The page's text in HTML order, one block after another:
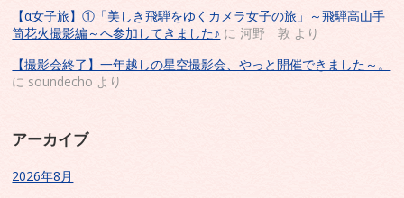
【α女子旅】①「美しき飛騨をゆくカメラ女子の旅」～飛騨高山手
筒花火撮影編～へ参加してきました♪ に河野 敦 より
【撮影会終了】一年越しの星空撮影会、やっと開催できました～。
に soundecho より
アーカイブ
2026年8月